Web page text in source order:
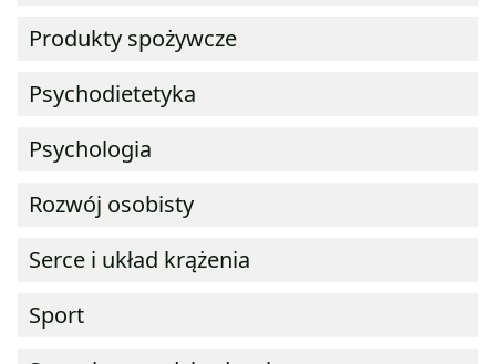
Produkty spożywcze
Psychodietetyka
Psychologia
Rozwój osobisty
Serce i układ krążenia
Sport